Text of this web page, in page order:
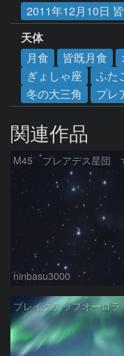
2011年12月10日
天体
月食
皆既月食
ぎょしゃ座
ふた
冬の大三角
プレ
関連作品
ninbasu3000
ブレイクアップオーロラ